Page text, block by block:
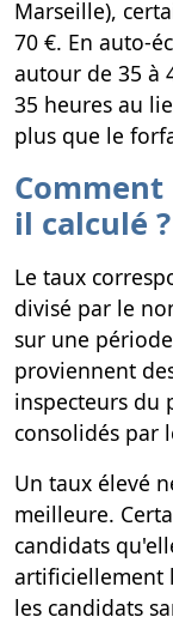
Marseille),
70 €. En auto-
autour de 35 à
35 heures au
plus que le
il calculé ?
Le taux
divisé par le
sur une
proviennent
inspecteurs du
consolidés par
Un taux élevé
meilleure.
candidats
artificiellement
les candidats